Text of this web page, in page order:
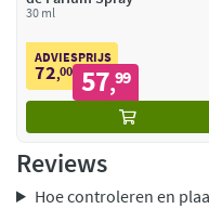
30 ml
ADVIESPRIJS
72,00 57,99
Reviews
Hoe controleren en